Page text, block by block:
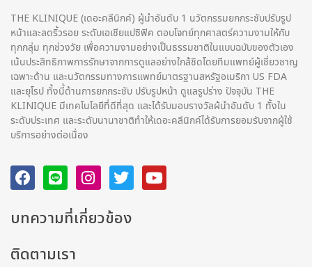
THE KLINIQUE (เดอะคลีนิกค์) ผู้นำอันดับ 1 นวัตกรรมยกกระชับปรับรูป
หน้าและลดริ้วรอย ระดับเอเชียแปซิฟิค ตอบโจทย์ทุกศาสตร์ความงามให้กับ
ทุกกลุ่ม ทุกช่วงวัย เพื่อความงามอย่างเป็นธรรมชาติในแบบฉบับของตัวเอง
เน้นประสิทธิภาพการรักษาจากการดูแลอย่างใกล้ชิดโดยทีมแพทย์ผู้เชี่ยวชาญ
เฉพาะด้าน และนวัตกรรมทางการแพทย์มาตรฐานสหรัฐอเมริกา US FDA
และยุโรป ทั้งนี้ด้านการยกกระชับ ปรับรูปหน้า ดูแลรูปร่าง ปัจจุบัน THE
KLINIQUE มีเทคโนโลยีที่ดีที่สุด และได้รับมอบรางวัลผ้นำอันดับ 1 ทั้งใน
ระดับประเทศ และระดับนานาชาติทําให้เดอะคลีนิกค์ได้รับการยอมรับจากผู้ใช้
บริการอย่างต่อเนื่อง
บทความที่เกี่ยวข้อง
ติดตามเรา